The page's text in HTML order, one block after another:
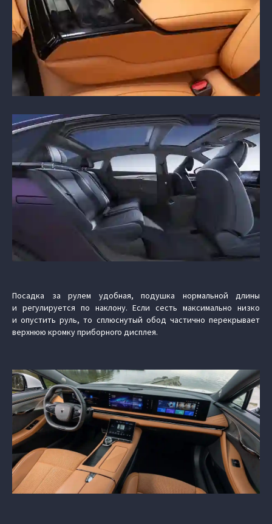
Посадка за рулем удобная, подушка нормальной длины
и регулируется по наклону. Если сесть максимально низко
и опустить руль, то сплюснутый обод частично перекрывает
верхнюю кромку приборного дисплея.